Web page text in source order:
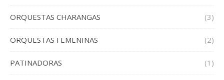
ORQUESTAS CHARANGAS (3)
ORQUESTAS FEMENINAS (2)
PATINADORAS (1)